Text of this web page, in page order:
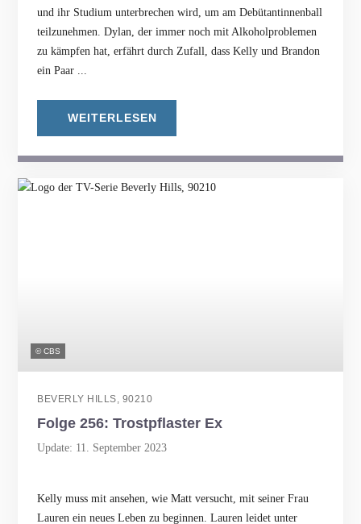
und ihr Studium unterbrechen wird, um am Debütantinnenball
teilzunehmen. Dylan, der immer noch mit Alkoholproblemen
zu kämpfen hat, erfährt durch Zufall, dass Kelly und Brandon
ein Paar ...
WEITERLESEN
© CBS
BEVERLY HILLS, 90210
Folge 256: Trostpflaster Ex
Update: 11. September 2023
Kelly muss mit ansehen, wie Matt versucht, mit seiner Frau
Lauren ein neues Leben zu beginnen. Lauren leidet unter